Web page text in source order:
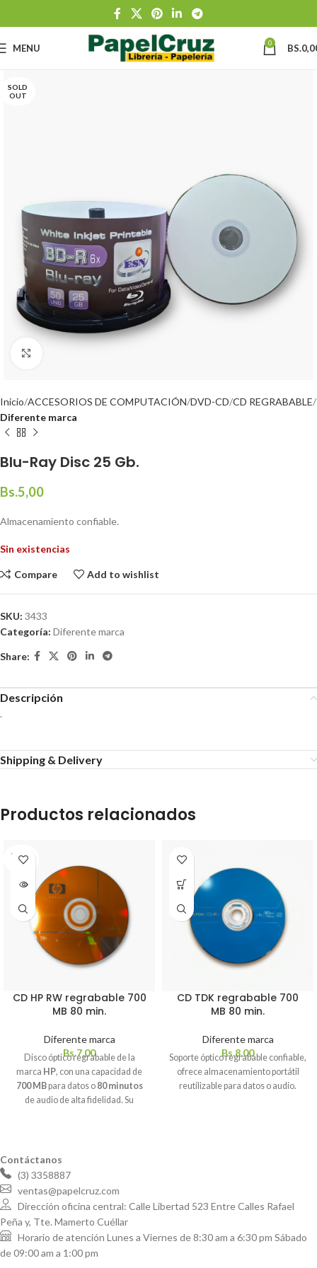
MENU 0 BS.
SOLD
OUT
Inicio ACCESORIOS DE COMPUTACIÓN DVD-CD CD REGRABABLE
Diferente marca
Blu-Ray Disc 25 Gb.
Bs.5,00
Almacenamiento confiable.
Sin existencias
Compare Add to wishlist
SKU: 3433
Categoría: Diferente marca
Share:
Descripción
.
Shipping & Delivery
Productos relacionados
SOLD
OUT
CD HP RW regrabable 700
MB 80 min.
Diferente marca
Bs.7,00
Disco óptico regrabable de la
marca HP, con una capacidad de
700 MBpara datos o 80 minutos
de audio de alta fidelidad. Su
veces, ofreciendo una solución
económica y ecológica para el
almacenamiento de archivos. Es
compatible con la mayoría de las
unidades grabadoras de CD-RW
del mercado.
CD TDK regrabable 700
MB 80 min.
Diferente marca
Bs.8,00
Soporte óptico regrabable confiable,
ofrece almacenamiento portátil
reutilizable para datos o audio.
Contáctanos
(3) 3358887
ventas@papelcruz.com
Dirección oficina central: Calle Libertad 523 Entre Calles Rafael
Peña y, Tte. Mamerto Cuéllar
Horario de atención Lunes a Viernes de 8:30 am a 6:30 pm Sábado
de 09:00 am a 1:00 pm